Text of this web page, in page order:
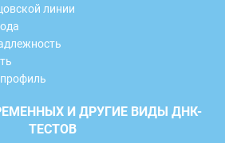
линии
И ДРУГИЕ ВИДЫ ДНК-
ТЕСТОВ